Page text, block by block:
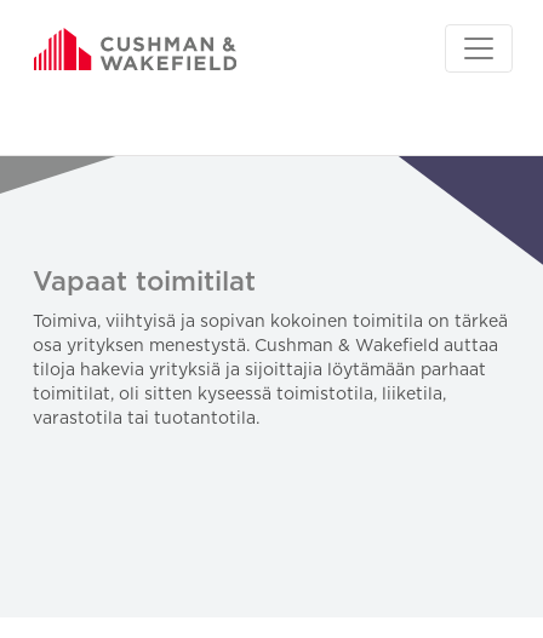
Vapaat toimitilat
Toimiva, viihtyisä ja sopivan kokoinen toimitila on tärkeä
osa yrityksen menestystä. Cushman & Wakefield auttaa
tiloja hakevia yrityksiä ja sijoittajia löytämään parhaat
toimitilat, oli sitten kyseessä toimistotila, liiketila,
varastotila tai tuotantotila.